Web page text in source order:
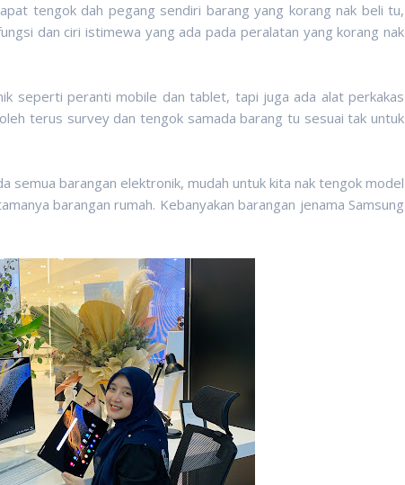
tengok dah pegang sendiri barang yang korang nak beli tu,
dan ciri istimewa yang ada pada peralatan yang korang nak
seperti peranti mobile dan tablet, tapi juga ada alat perkakas
terus survey dan tengok samada barang tu sesuai tak untuk
semua barangan elektronik, mudah untuk kita nak tengok model
barangan rumah. Kebanyakan barangan jenama Samsung